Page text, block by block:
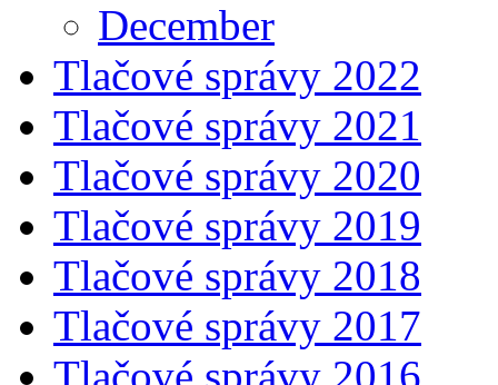
December
Tlačové správy 2022
Tlačové správy 2021
Tlačové správy 2020
Tlačové správy 2019
Tlačové správy 2018
Tlačové správy 2017